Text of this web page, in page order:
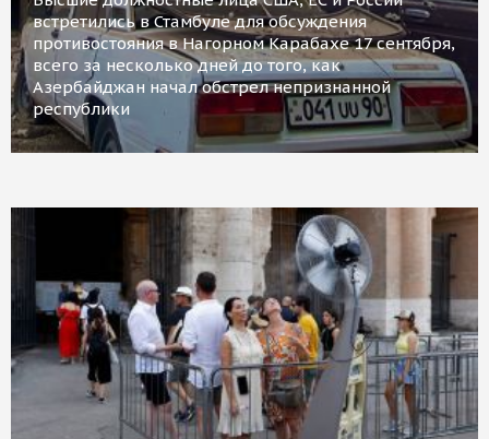
встретились в Стамбуле для обсуждения
противостояния в Нагорном Карабахе 17 сентября,
всего за несколько дней до того, как
Азербайджан начал обстрел непризнанной
республики